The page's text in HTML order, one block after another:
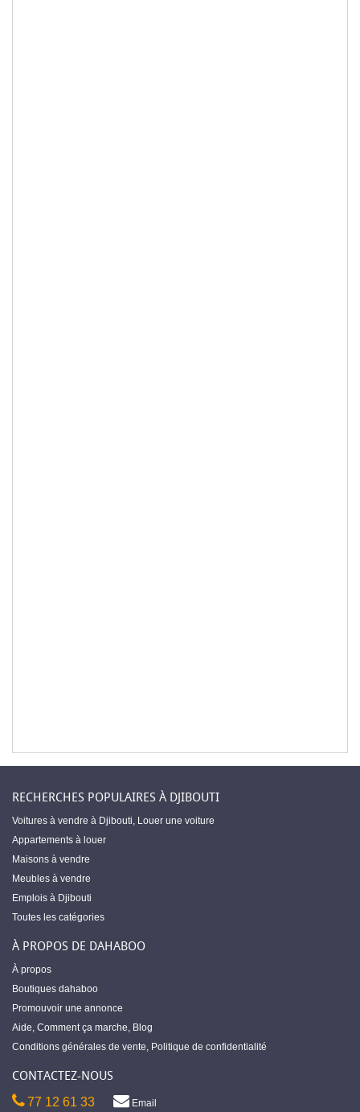
RECHERCHES POPULAIRES À DJIBOUTI
Voitures à vendre à Djibouti, Louer une voiture
Appartements à louer
Maisons à vendre
Meubles à vendre
Emplois à Djibouti
Toutes les catégories
À PROPOS DE DAHABOO
À propos
Boutiques dahaboo
Promouvoir une annonce
Aide, Comment ça marche, Blog
Conditions générales de vente, Politique de confidentialité
CONTACTEZ-NOUS
77 12 61 33 Email